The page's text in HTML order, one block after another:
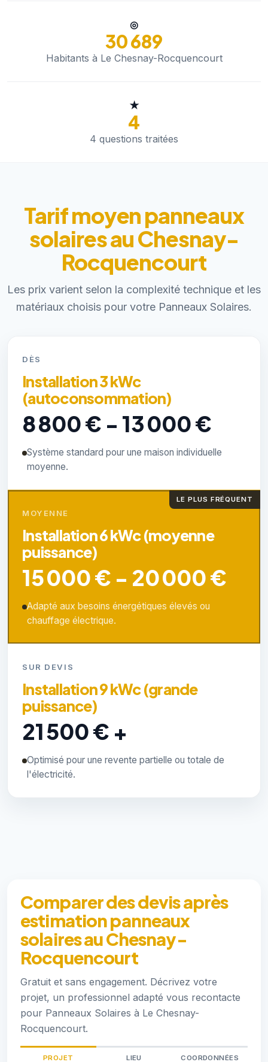
◎
30 689
Habitants à Le Chesnay-Rocquencourt
★
4
4 questions traitées
Tarif moyen panneaux
solaires au Chesnay-
Rocquencourt
Les prix varient selon la complexité technique et les
matériaux choisis pour votre Panneaux Solaires.
DÈS
Installation 3 kWc
(autoconsommation)
8 800 € - 13 000 €
Système standard pour une maison individuelle
moyenne.
LE PLUS FRÉQUENT
MOYENNE
Installation 6 kWc (moyenne
puissance)
15 000 € - 20 000 €
Adapté aux besoins énergétiques élevés ou
chauffage électrique.
SUR DEVIS
Installation 9 kWc (grande
puissance)
21 500 € +
Optimisé pour une revente partielle ou totale de
l'électricité.
Comparer des devis après
estimation panneaux
solaires au Chesnay-
Rocquencourt
Gratuit et sans engagement. Décrivez votre
projet, un professionnel adapté vous recontacte
pour Panneaux Solaires à Le Chesnay-
Rocquencourt.
PROJET LIEU COORDONNÉES